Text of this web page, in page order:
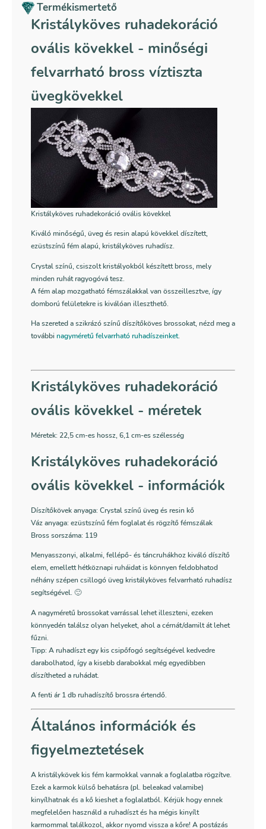
Termékismertető
Kristályköves ruhadekoráció
ovális kövekkel - minőségi
felvarrható bross víztiszta
üvegkövekkel
Kristályköves ruhadekoráció ovális kövekkel
Kiváló minőségű, üveg és resin alapú kövekkel díszített,
ezüstszínű fém alapú, kristályköves ruhadísz.
Crystal színű, csiszolt kristályokból készített bross, mely
minden ruhát ragyogóvá tesz.
A fém alap mozgatható fémszálakkal van összeillesztve, így
domború felületekre is kiválóan illeszthető.
Ha szereted a szikrázó színű díszítőköves brossokat, nézd meg a
további nagyméretű felvarrható ruhadíszeinket.
Kristályköves ruhadekoráció
ovális kövekkel - méretek
Méretek: 22,5 cm-es hossz, 6,1 cm-es szélesség
Kristályköves ruhadekoráció
ovális kövekkel - információk
Díszítőkövek anyaga: Crystal színű üveg és resin kő
Váz anyaga: ezüstszínű fém foglalat és rögzítő fémszálak
Bross sorszáma: 119
Menyasszonyi, alkalmi, fellépő- és táncruhákhoz kiváló díszítő
elem, emellett hétköznapi ruháidat is könnyen feldobhatod
néhány szépen csillogó üveg kristályköves felvarrható ruhadísz
segítségével. 🙂
A nagyméretű brossokat varrással lehet illeszteni, ezeken
könnyedén találsz olyan helyeket, ahol a cérnát/damilt át lehet
fűzni.
Tipp: A ruhadíszt egy kis csipőfogó segítségével kedvedre
darabolhatod, így a kisebb darabokkal még egyedibben
díszítheted a ruhádat.
A fenti ár 1 db ruhadíszítő brossra értendő.
Általános információk és
figyelmeztetések
A kristálykövek kis fém karmokkal vannak a foglalatba rögzítve.
Ezek a karmok külső behatásra (pl. beleakad valamibe)
kinyílhatnak és a kő kieshet a foglalatból. Kérjük hogy ennek
megfelelően használd a ruhadíszt és ha mégis kinyílt
karmommal találkozol, akkor nyomd vissza a kőre! A postázás